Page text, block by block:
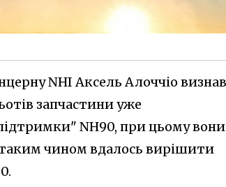
NHI Аксель Алоччіо
запчастини уже
NH90, при цьому вони
чином вдалось вирішити